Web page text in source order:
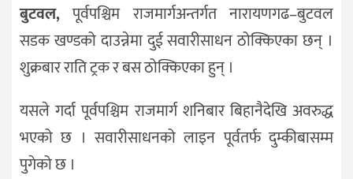
राजनीति
बुटवल, पूर्वपश्चिम राजमार्गअन्तर्गत नारायणगढ–बुटवल
सडक खण्डको दाउन्नेमा दुई सवारीसाधन ठोक्किएका छन् ।
शुक्रबार राति ट्रक र बस ठोक्किएका हुन् ।
यसले गर्दा पूर्वपश्चिम राजमार्ग शनिबार बिहानैदेखि अवरुद्ध
भएको छ । सवारीसाधनको लाइन पूर्वतर्फ दुम्कीबासम्म
पुगेको छ ।